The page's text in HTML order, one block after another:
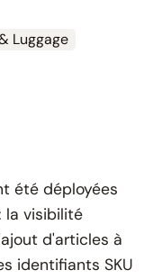
Luggage
été déployées
la visibilité
d'articles à
identifiants SKU